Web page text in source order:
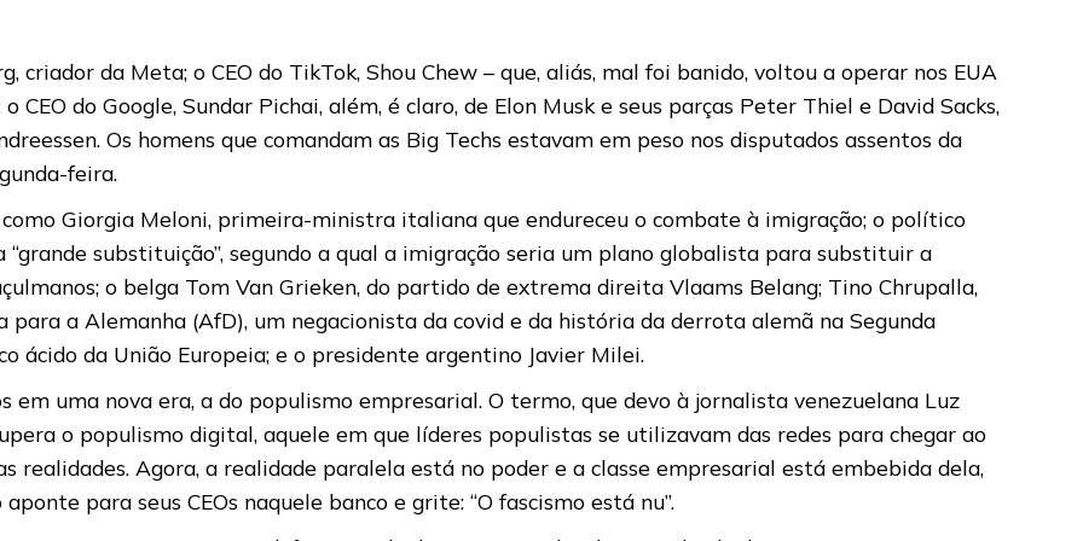
criador da Meta; o CEO do TikTok, Shou Chew – que, aliás, mal foi banido, voltou a operar nos EUA
CEO do Google, Sundar Pichai, além, é claro, de Elon Musk e seus parças Peter Thiel e David Sacks,
Os homens que comandam as Big Techs estavam em peso nos disputados assentos da
feira.
Giorgia Meloni, primeira-ministra italiana que endureceu o combate à imigração; o político
substituição”, segundo a qual a imigração seria um plano globalista para substituir a
o belga Tom Van Grieken, do partido de extrema direita Vlaams Belang; Tino Chrupalla,
a Alemanha (AfD), um negacionista da covid e da história da derrota alemã na Segunda
ácido da União Europeia; e o presidente argentino Javier Milei.
em uma nova era, a do populismo empresarial. O termo, que devo à jornalista venezuelana Luz
o populismo digital, aquele em que líderes populistas se utilizavam das redes para chegar ao
realidades. Agora, a realidade paralela está no poder e a classe empresarial está embebida dela,
para seus CEOs naquele banco e grite: “O fascismo está nu”.